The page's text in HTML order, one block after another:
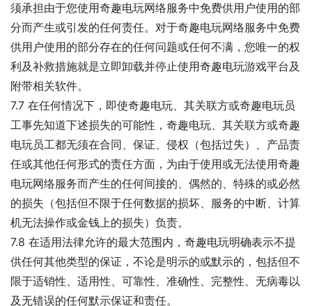
须承担由于您使用奇趣电玩网络服务中免费供用户使用的部
分而产生或引发的任何责任。对于奇趣电玩网络服务中免费
供用户使用的部分存在的任何问题或任何不满，您唯一的权
利及补救措施就是立即卸载并停止使用奇趣电玩游戏平台及
附带相关软件。
7.7 在任何情况下，即使奇趣电玩、其关联方或奇趣电玩员
工事先知道下述损失的可能性，奇趣电玩、其关联方或奇趣
电玩员工都无须在合同、保证、侵权（包括过失）、产品责
任或其他任何形式的责任方面，为由于使用或无法使用奇趣
电玩网络服务而产生的任何间接的、偶然的、特殊的或必然
的损失（包括但不限于任何数据的损坏、服务的中断、计算
机无法操作或金钱上的损失）负责。
7.8 在适用法律允许的最大范围内，奇趣电玩明确表示不提
供任何其他类型的保证，不论是明示的或默示的，包括但不
限于适销性、适用性、可靠性、准确性、完整性、无病毒以
及无错误的任何默示保证和责任。